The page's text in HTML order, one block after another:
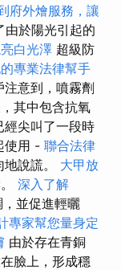
府外燴服務，讓
由於陽光引起的
白光澤 超級防
專業法律幫手
注意到，噴霧劑
其中包含抗氧
經尖叫了一段時
使用 - 聯合法律
說謊。 大甲放
深入了解
並促進輕曬
專家幫您量身定
由於存在青銅
臉上，形成穩